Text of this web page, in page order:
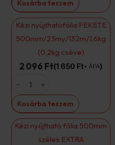
(0,2kg
cséve)
mennyiség
Kosárba teszem
Kézi nyújthatófólia FEKETE
500mm/23my/132m/1,6kg
(0,2kg cséve)
2 096 Ft 1 650 Ft+ ÁFA
nyújthatófólia
500mm/23my/132m/1,6kg
(0,2kg
cséve)
mennyiség
Kosárba teszem
Kézi nyújtható fólia 500mm
széles EXTRA